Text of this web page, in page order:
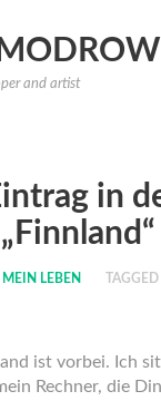
and artist
in
„Finnland“
MEIN LEBEN TAGGED
ist vorbei. Ich
Rechner, die